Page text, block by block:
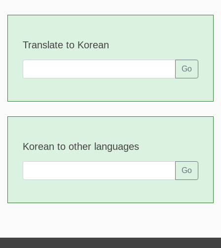
Translate to Korean
Go
Korean to other languages
Go